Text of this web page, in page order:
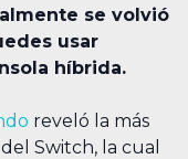
se volvió
usar
híbrida.
reveló la más
Switch, la cual